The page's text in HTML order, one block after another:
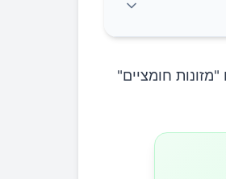
חומציים"